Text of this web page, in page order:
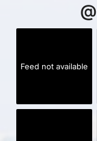
@
Feed not available